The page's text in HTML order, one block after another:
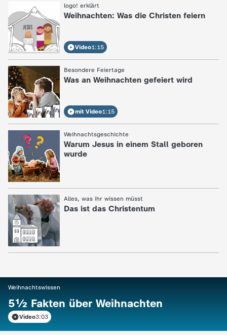
d
n
a
h
c
e
logo! erklärt
Weihnachten: Was die Christen feiern
Video1:15
Besondere Feiertage
: Was an Weihnachten gefeiert wird
mit Video1:15
Weihnachtsgeschichte
Warum Jesus in einem Stall geboren
wurde
Alles, was ihr wissen müsst
: Das ist das Christentum
Weihnachtswissen
:
5½ Fakten über Weihnachten
Video3:03